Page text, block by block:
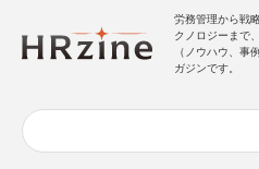
労務管理から戦
クノロジーまで
（ノウハウ、事
ガジンです。